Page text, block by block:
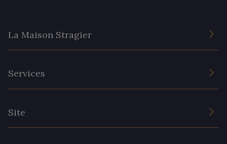
La Maison Stragier
Services
Site